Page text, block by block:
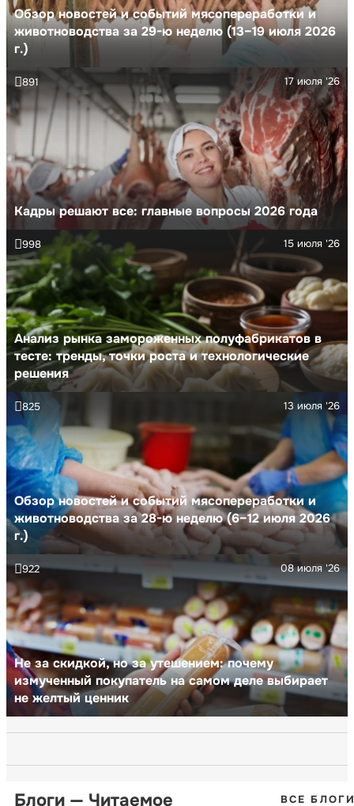
Обзор новостей и событий мясопереработки и
животноводства за 29-ю неделю (13–19 июля 2026
г.)
Кадры решают все: главные вопросы 2026 года
17 июля '26
891
Анализ рынка замороженных полуфабрикатов в
тесте: тренды, точки роста и технологические
решения
15 июля '26
998
Обзор новостей и событий мясопереработки и
животноводства за 28-ю неделю (6–12 июля 2026
г.)
13 июля '26
825
Не за скидкой, но за утешением: почему
измученный покупатель на самом деле выбирает
не желтый ценник
08 июля '26
922
Блоги — Читаемое ВСЕ